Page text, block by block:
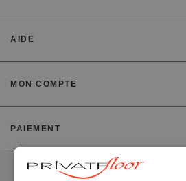
AIDE
MON COMPTE
PAIEMENT